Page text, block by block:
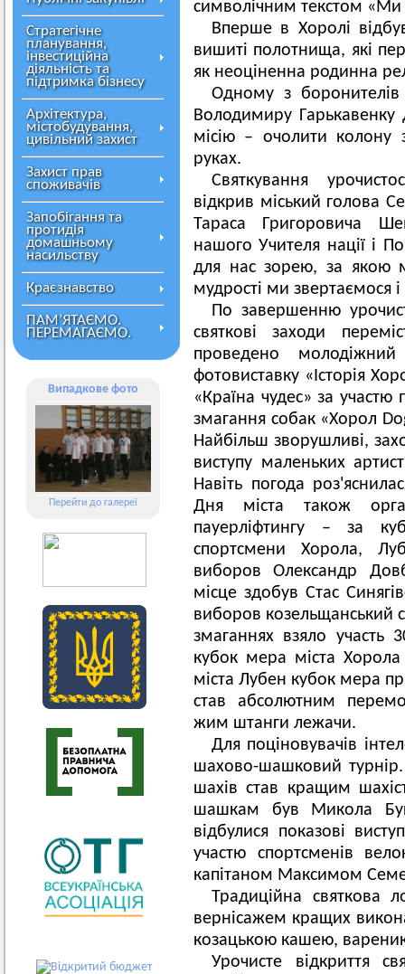
Стратегічне
планування,
інвестиційна
діяльність та
підтримка бізнесу
Архітектура,
містобудування,
цивільний захист
Захист прав
споживачів
Запобігання та
протидія
домашньому
насильству
Краєзнавство
ПАМ’ЯТАЄМО.
ПЕРЕМАГАЄМО.
Випадкове фото
Перейти до галереї
символічним текстом
Вперше в Хоролі
вишиті полотнища, які
як неоціненна родинна
Одному з
Володимиру
місію – очолити
руках.
Святкування
відкрив міський голова
Тараса Григоровича
нашого Учителя нації і
для нас зорею, за якою
мудрості ми звертаємося
По завершенню
святкові заходи
проведено
фотовиставку «Історія
«Країна чудес» за участю
змагання собак «Хорол
Найбільш зворушливі,
виступу маленьких
Навіть погода
Дня міста також
пауерліфтингу – за
спортсмени Хорола,
виборов Олександр
місце здобув Стас
виборов козельщанський
змаганнях взяло участь
кубок мера міста
міста Лубен кубок мера
став абсолютним
жим штанги лежачи.
Для поціновувачів
шахово-шашковий
шахів став кращим
шашкам був Микола
відбулися показові
участю спортсменів
капітаном Максимом
Традиційна святкова
вернісажем кращих
козацькою кашею,
Урочисте відкриття